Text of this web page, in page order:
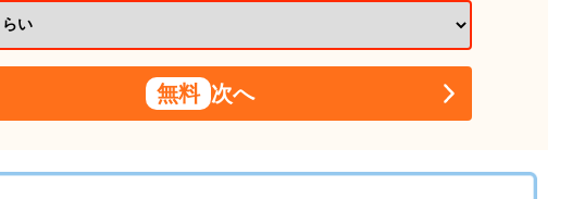
無料 次へ